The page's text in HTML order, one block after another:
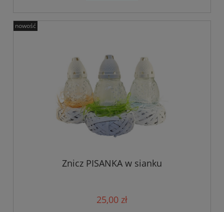
Znicz PISANKA w sianku
25,00 zł
nowość